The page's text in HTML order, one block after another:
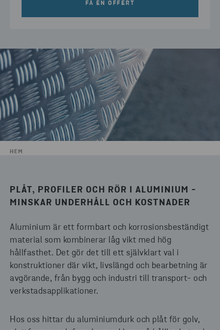
FÅ EN OFFERT
HEM
PLÅT, PROFILER OCH RÖR I ALUMINIUM -
MINSKAR UNDERHÅLL OCH KOSTNADER
Aluminium är ett formbart och korrosionsbeständigt
material som kombinerar låg vikt med hög
hållfasthet. Det gör det till ett självklart val i
konstruktioner där vikt, livslängd och bearbetning är
avgörande, från bygg och industri till transport- och
verkstadsapplikationer.
Hos oss hittar du aluminiumdurk och plåt för golv,